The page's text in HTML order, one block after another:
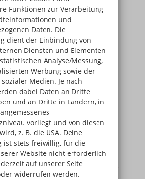
Funktionen zur Verarbeitung
und
Daten. Die
dient der Einbindung von
Diensten und Elementen
Analyse/Messung,
Werbung sowie der
Medien. Je nach
dabei Daten an Dritte
und an Dritte in Ländern, in
vorliegt und von diesen
z. B. die USA. Deine
ist stets freiwillig, für die
Website nicht erforderlich
auf unserer Seite
widerrufen werden.